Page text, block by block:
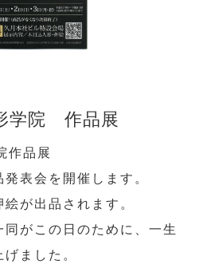
学院 作品展
作品展
表会を開催します。
が出品されます。
がこの日のために、一生
ました。